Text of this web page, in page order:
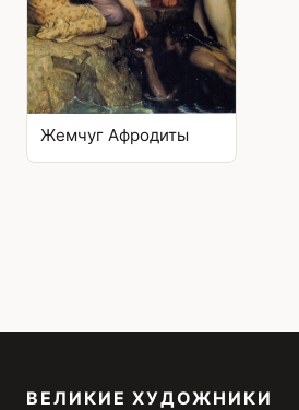
Жемчуг Афродиты
ВЕЛИКИЕ ХУДОЖНИКИ